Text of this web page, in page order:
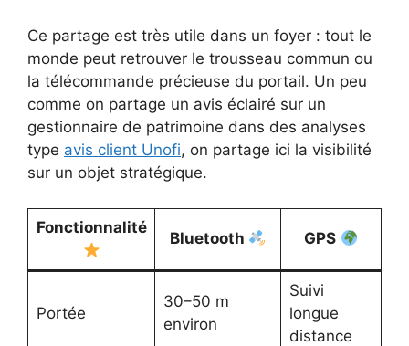
Ce partage est très utile dans un foyer : tout le
monde peut retrouver le trousseau commun ou
la télécommande précieuse du portail. Un peu
comme on partage un avis éclairé sur un
gestionnaire de patrimoine dans des analyses
type avis client Unofi, on partage ici la visibilité
sur un objet stratégique.
Fonctionnalité
Bluetooth GPS
Portée
30–50 m
environ
Suivi
longue
distance